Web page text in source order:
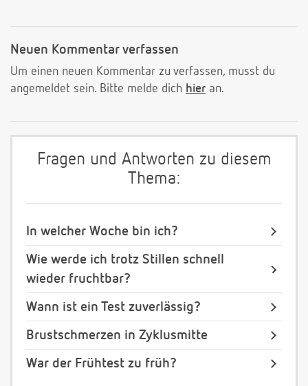
Neuen Kommentar verfassen
Um einen neuen Kommentar zu verfassen, musst du
angemeldet sein. Bitte melde dich hier an.
Fragen und Antworten zu diesem
Thema:
In welcher Woche bin ich?
Wie werde ich trotz Stillen schnell
wieder fruchtbar?
Wann ist ein Test zuverlässig?
Brustschmerzen in Zyklusmitte
War der Frühtest zu früh?